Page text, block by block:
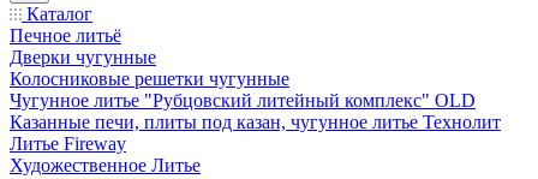
Каталог
Печное литьё
Дверки чугунные
Колосниковые решетки чугунные
Чугунное литье "Рубцовский литейный комплекс" OLD
Казанные печи, плиты под казан, чугунное литье Технолит
Литье Fireway
Художественное Литье